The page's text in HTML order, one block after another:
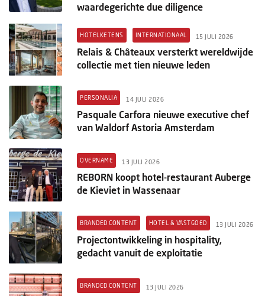
waardegerichte due diligence
HOTELKETENS INTERNATIONAAL 15 JULI 2026
Relais & Châteaux versterkt wereldwijde
collectie met tien nieuwe leden
PERSONALIA 14 JULI 2026
Pasquale Carfora nieuwe executive chef
van Waldorf Astoria Amsterdam
OVERNAME 13 JULI 2026
REBORN koopt hotel-restaurant Auberge
de Kieviet in Wassenaar
BRANDED CONTENT HOTEL & VASTGOED 13 JULI 2026
Projectontwikkeling in hospitality,
gedacht vanuit de exploitatie
BRANDED CONTENT 13 JULI 2026